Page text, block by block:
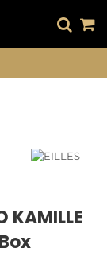
DIREKT
ZUM
INHALT
KAMILLE